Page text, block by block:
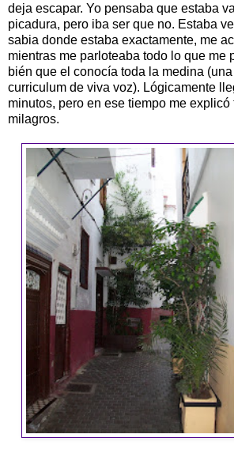
deja escapar. Yo pensaba que estaba
picadura, pero iba ser que no. Estaba
sabia donde estaba exactamente, me
mientras me parloteaba todo lo que me
bién que el conocía toda la medina
curriculum de viva voz). Lógicamente
minutos, pero en ese tiempo me explicó
milagros.